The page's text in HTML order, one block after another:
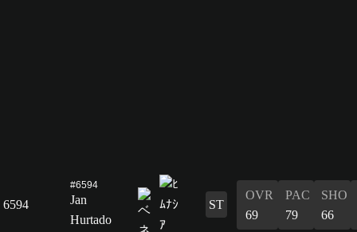
6594
#6594
Jan
Hurtado
ST
OVR
69
PAC
79
SHO
66